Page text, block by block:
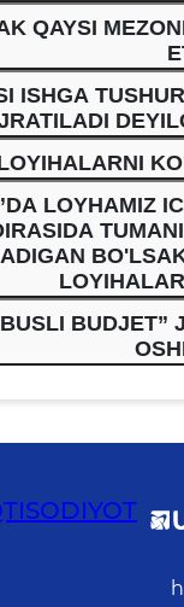
QAYSI
ISHGA
LOYHAMIZ
BUDJET”